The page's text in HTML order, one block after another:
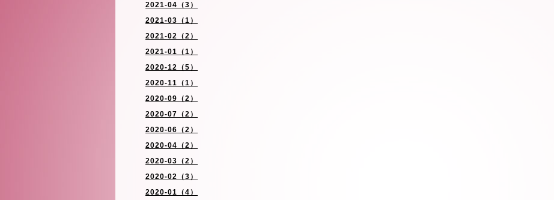
2021-04（3）
2021-03（1）
2021-02（2）
2021-01（1）
2020-12（5）
2020-11（1）
2020-09（2）
2020-07（2）
2020-06（2）
2020-04（2）
2020-03（2）
2020-02（3）
2020-01（4）